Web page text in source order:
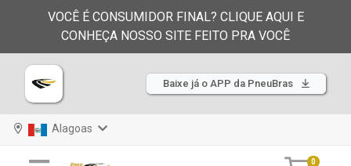
VOCÊ É CONSUMIDOR FINAL? CLIQUE AQUI E
CONHEÇA NOSSO SITE FEITO PRA VOCÊ
Baixe já o APP da PneuBras
Alagoas
0